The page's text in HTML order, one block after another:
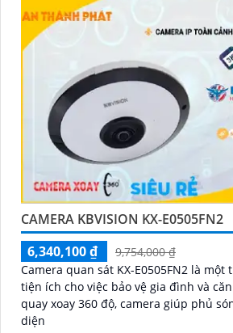
CAMERA KBVISION KX-E0505FN2
6,340,100 ₫
9,754,000 ₫
Camera quan sát KX-E0505FN2 là
tiện ích cho việc bảo vệ gia đình và căn hộ. Với khả
quay xoay 360 độ, camera giúp phủ
diện